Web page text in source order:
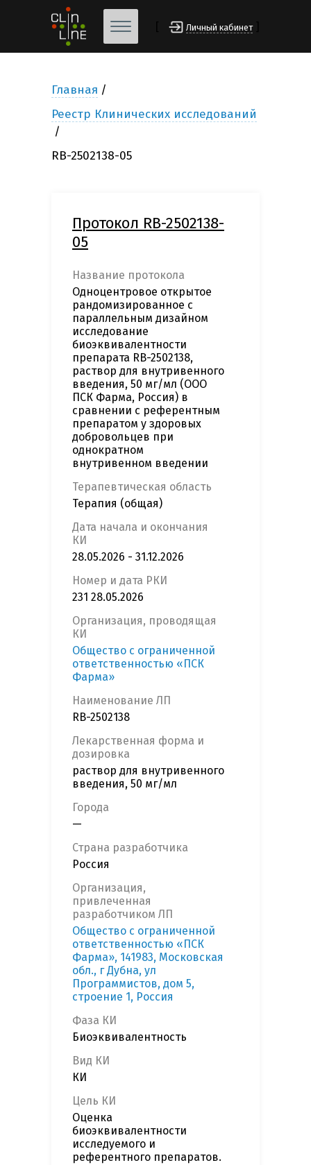
Личный кабинет
Главная
Реестр Клинических исследований
RB-2502138-05
Протокол RB-2502138-
05
Название протокола
Одноцентровое открытое
рандомизированное с
параллельным дизайном
исследование
биоэквивалентности
препарата RB-2502138,
раствор для внутривенного
введения, 50 мг/мл (ООО
ПСК Фарма, Россия) в
сравнении с референтным
препаратом у здоровых
добровольцев при
однократном
внутривенном введении
Терапевтическая область
Терапия (общая)
Дата начала и окончания
КИ
28.05.2026 - 31.12.2026
Номер и дата РКИ
231 28.05.2026
Организация, проводящая
КИ
Общество с ограниченной
ответственностью «ПСК
Фарма»
Наименование ЛП
RB-2502138
Лекарственная форма и
дозировка
раствор для внутривенного
введения, 50 мг/мл
Города
—
Страна разработчика
Россия
Организация,
привлеченная
разработчиком ЛП
Общество с ограниченной
ответственностью «ПСК
Фарма», 141983, Московская
обл., г Дубна, ул
Программистов, дом 5,
строение 1, Россия
Фаза КИ
Биоэквивалентность
Вид КИ
КИ
Цель КИ
Оценка
биоэквивалентности
исследуемого и
референтного препаратов.